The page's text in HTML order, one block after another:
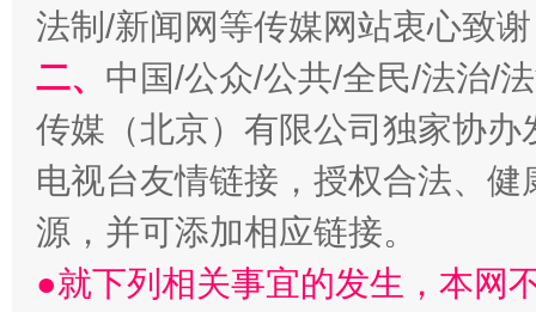
揭开“小金库”的免责幌子
法制/新闻网等传媒网站衷心致
二、 中国/公众/公共/全民/法治/
传媒（北京）有限公司独家协
电视台友情链接，授权合法、
源，并可添加相应链接。
●就下列相关事宜的发生，本网